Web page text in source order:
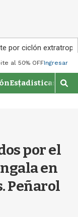
por ciclón
al 50% OFFIngresar
Estadisticas
M
o
por el
en
Peñarol